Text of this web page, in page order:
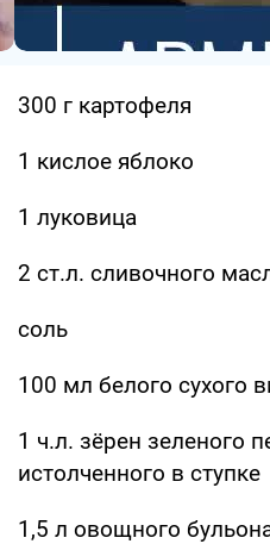
300 г картофеля
1 кислое яблоко
1 луковица
2 ст.л. сливочного
соль
100 мл белого сухого
1 ч.л. зёрен зеленого
истолченного в ступке
1,5 л овощного